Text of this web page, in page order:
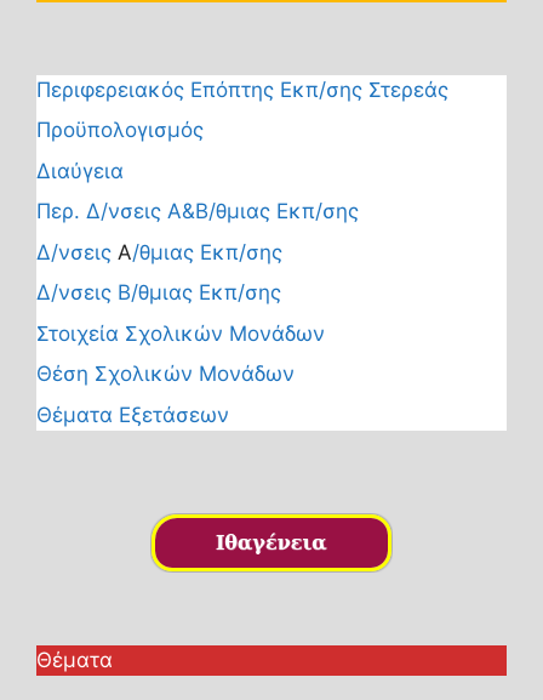
Περιφερειακός Επόπτης Εκπ/σης Στερεάς
Προϋπολογισμός
Διαύγεια
Περ. Δ/νσεις Α&Β/θμιας Εκπ/σης
Δ/νσεις Α/θμιας Εκπ/σης
Δ/νσεις Β/θμιας Εκπ/σης
Στοιχεία Σχολικών Μονάδων
Θέση Σχολικών Μονάδων
Θέματα Εξετάσεων
Θέματα